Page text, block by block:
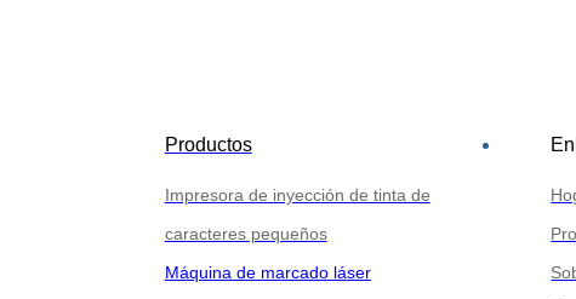
Productos
Impresora de inyección de tinta de
caracteres pequeños
Máquina de marcado láser